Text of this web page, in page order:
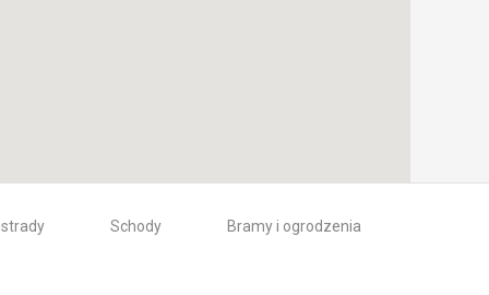
Bramy i ogrodzenia
Schody